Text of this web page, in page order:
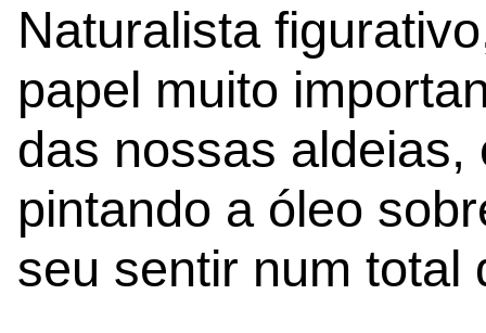
Naturalista
papel muito
das nossas
pintando a óleo
seu sentir num total